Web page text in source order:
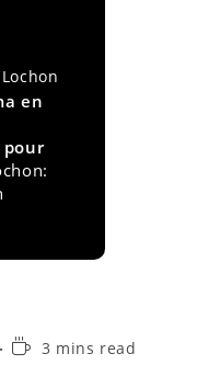
en
pour
Temps3 mins read